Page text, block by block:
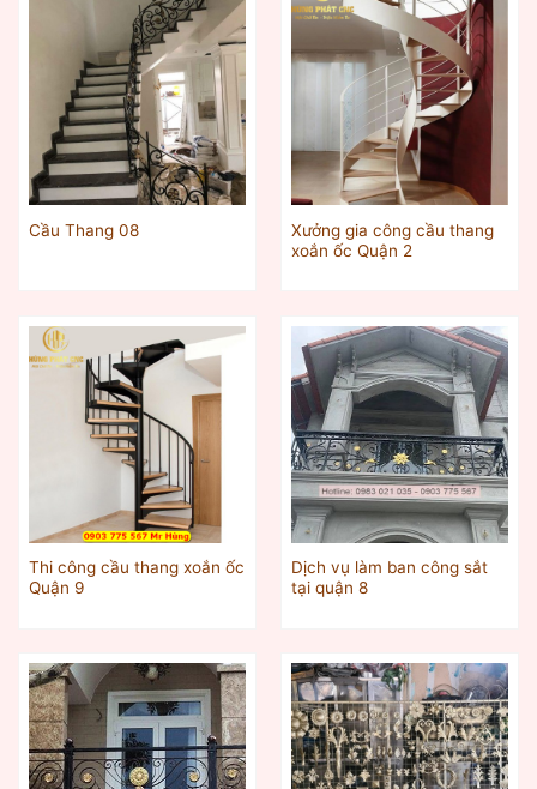
Cầu Thang 08
Xưởng gia công cầu thang
xoắn ốc Quận 2
Thi công cầu thang xoắn ốc
Quận 9
Dịch vụ làm ban công sắt
tại quận 8